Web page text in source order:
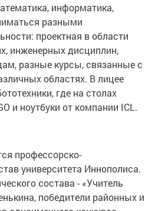
информатика,
разными
проектная в области
инженерных дисциплин,
разные курсы, связанные с
областях. В лицее
где на столах
и ноутбуки от компании ICL.
профессорско-
университета Иннополиса.
состава - «Учитель
победители районных и